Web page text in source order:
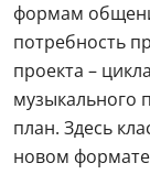
формам
потребность
проекта –
музыкального
план. Здесь
новом